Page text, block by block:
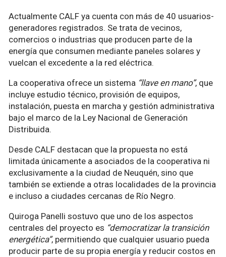
Actualmente CALF ya cuenta con más de 40 usuarios-
generadores registrados. Se trata de vecinos,
comercios o industrias que producen parte de la
energía que consumen mediante paneles solares y
vuelcan el excedente a la red eléctrica.
La cooperativa ofrece un sistema “llave en mano”, que
incluye estudio técnico, provisión de equipos,
instalación, puesta en marcha y gestión administrativa
bajo el marco de la Ley Nacional de Generación
Distribuida.
Desde CALF destacan que la propuesta no está
limitada únicamente a asociados de la cooperativa ni
exclusivamente a la ciudad de Neuquén, sino que
también se extiende a otras localidades de la provincia
e incluso a ciudades cercanas de Río Negro.
Quiroga Panelli sostuvo que uno de los aspectos
centrales del proyecto es “democratizar la transición
energética”, permitiendo que cualquier usuario pueda
producir parte de su propia energía y reducir costos en